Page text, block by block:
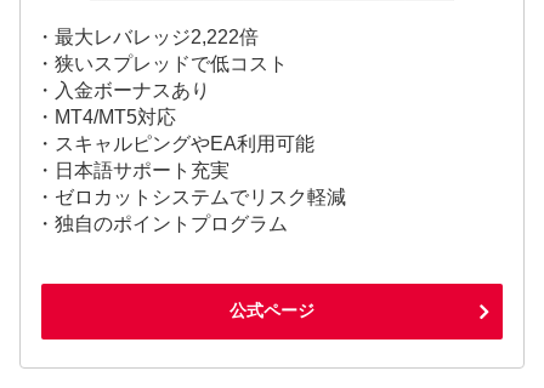
・最大レバレッジ2,222倍
・狭いスプレッドで低コスト
・入金ボーナスあり
・MT4/MT5対応
・スキャルピングやEA利用可能
・日本語サポート充実
・ゼロカットシステムでリスク軽減
・独自のポイントプログラム
公式ページ